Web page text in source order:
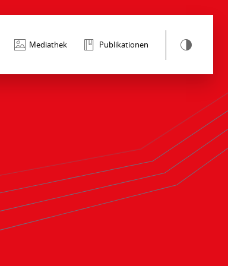
Mediathek Publikationen